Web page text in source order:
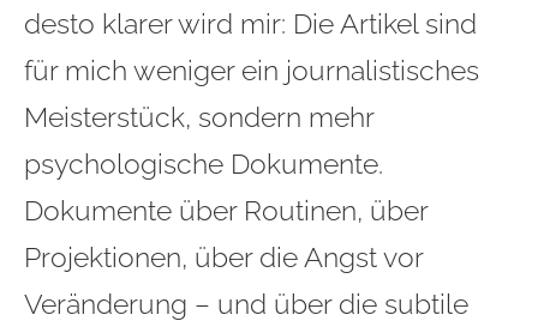
desto klarer wird mir: Die Artikel sind
für mich weniger ein journalistisches
Meisterstück, sondern mehr
psychologische Dokumente.
Dokumente über Routinen, über
Projektionen, über die Angst vor
Veränderung – und über die subtile